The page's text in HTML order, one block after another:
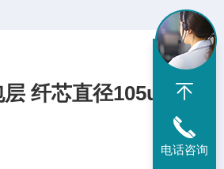
纤芯直径105u
电话咨询